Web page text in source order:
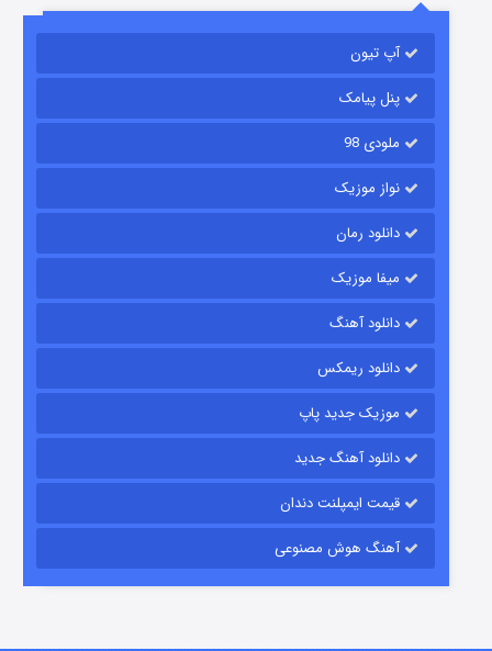
قسمت
آپ تیون
پنل پیامک
ملودی 98
نواز موزیک
دانلود رمان
میفا موزیک
دانلود آهنگ
دانلود ریمکس
موزیک جدید پاپ
دانلود آهنگ جدید
قیمت ایمپلنت دندان
آهنگ هوش مصنوعی